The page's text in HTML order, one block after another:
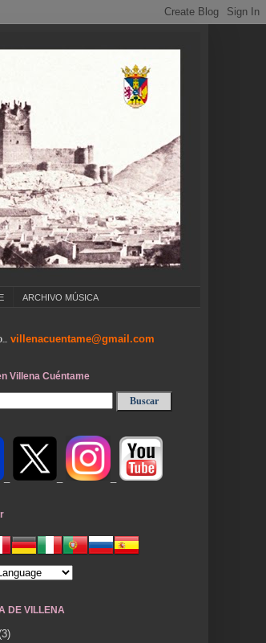
ARCHIVO MÚSICA
... CARNAVAL ...
villenacuentame@gmail.com
Villena Cuéntame
DE VILLENA